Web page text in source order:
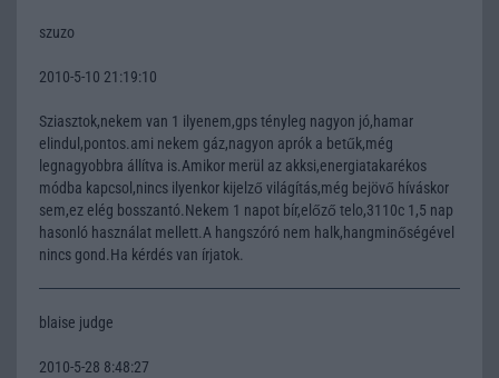
szuzo
2010-5-10 21:19:10
Sziasztok,nekem van 1 ilyenem,gps tényleg nagyon jó,hamar
elindul,pontos.ami nekem gáz,nagyon aprók a betűk,még
legnagyobbra állítva is.Amikor merül az akksi,energiatakarékos
módba kapcsol,nincs ilyenkor kijelző világítás,még bejövő híváskor
sem,ez elég bosszantó.Nekem 1 napot bír,előző telo,3110c 1,5 nap
hasonló használat mellett.A hangszóró nem halk,hangminőségével
nincs gond.Ha kérdés van írjatok.
blaise judge
2010-5-28 8:48:27